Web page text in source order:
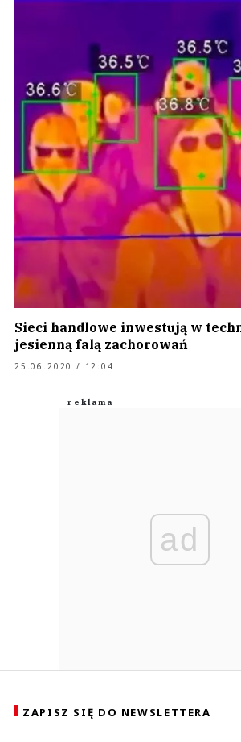
Sieci handlowe inwestują w
jesienną falą zachorowań
25.06.2020 / 12:04
ad
ZAPISZ SIĘ DO NEWSLETTERA